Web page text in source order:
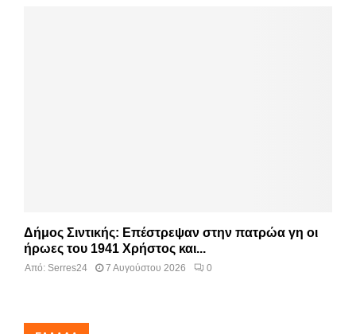
Δήμος Σιντικής: Επέστρεψαν στην πατρώα γη οι
ήρωες του 1941 Χρήστος και...
Από: Serres24 7 Αυγούστου 2026 0